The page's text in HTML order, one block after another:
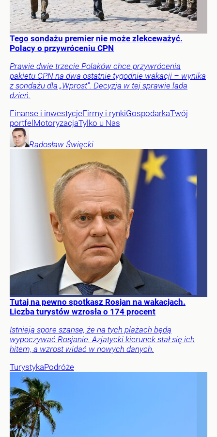
Tego sondażu premier nie może zlekceważyć.
Polacy o przywróceniu CPN
Prawie dwie trzecie Polaków chce przywrócenia
pakietu CPN na dwa ostatnie tygodnie wakacji – wynika
z sondażu dla „Wprost”. Decyzja w tej sprawie lada
dzień.
Finanse i inwestycjeFirmy i rynkiGospodarkaTwój
portfel MotoryzacjaTylko u Nas
Radosław Święcki
Tutaj na pewno spotkasz Rosjan na wakacjach.
Liczba turystów wzrosła o 174 procent
Istnieją spore szanse, że na tych plażach będą
wypoczywać Rosjanie. Azjatycki kierunek stał się ich
hitem, a wzrost widać w nowych danych.
TurystykaPodróże